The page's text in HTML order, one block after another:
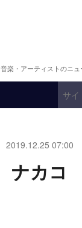
音楽・アーティストのニ
2019.12.25 07:00
ナカコ